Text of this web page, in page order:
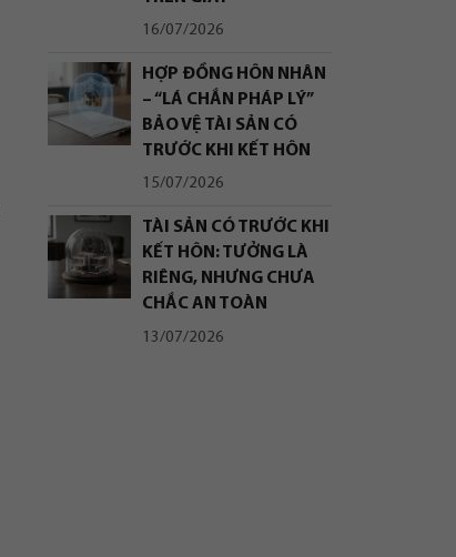
16/07/2026
HỢP ĐỒNG HÔN NHÂN
– “LÁ CHẮN PHÁP LÝ”
BẢO VỆ TÀI SẢN CÓ
TRƯỚC KHI KẾT HÔN
15/07/2026
TÀI SẢN CÓ TRƯỚC KHI
KẾT HÔN: TƯỞNG LÀ
RIÊNG, NHƯNG CHƯA
CHẮC AN TOÀN
13/07/2026